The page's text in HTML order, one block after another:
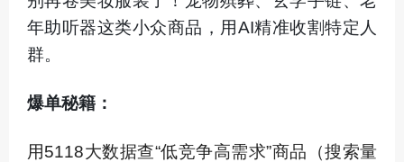
年助听器这类小众商品，用AI精准收割特定人
群。
爆单秘籍：
用5118大数据查“低竞争高需求”商品（搜索量